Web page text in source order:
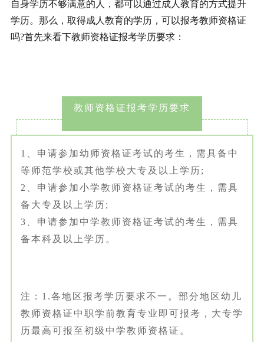
自身学历不够满意的人，都可以通过成人教育的方式提升
学历。那么，取得成人教育的学历，可以报考教师资格证
吗?首先来看下教师资格证报考学历要求：
教师资格证报考学历要求
1、申请参加幼师资格证考试的考生，需具备中
等师范学校或其他学校大专及以上学历;
2、申请参加小学教师资格证考试的考生，需具
备大专及以上学历;
3、申请参加中学教师资格证考试的考生，需具
备本科及以上学历。
注：1.各地区报考学历要求不一。部分地区幼儿
教师资格证中职学前教育专业即可报考，大专学
历最高可报至初级中学教师资格证。